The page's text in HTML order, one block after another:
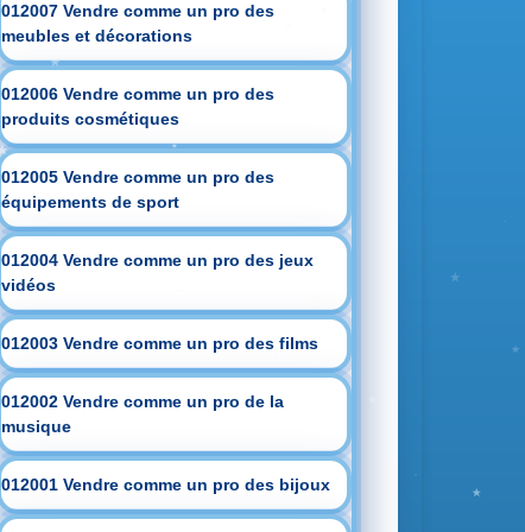
012007 Vendre comme un pro des
meubles et décorations
012006 Vendre comme un pro des
produits cosmétiques
012005 Vendre comme un pro des
équipements de sport
012004 Vendre comme un pro des jeux
vidéos
012003 Vendre comme un pro des films
012002 Vendre comme un pro de la
musique
012001 Vendre comme un pro des bijoux